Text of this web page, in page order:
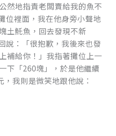
然地指責老闆賣給我的魚不
裡面，我在他身旁小聲地
土魠魚，回去發現不新
：「很抱歉，我後來也發
補給你！」我指著攤位上一
下「260塊」，於是他繼續
我則是微笑地跟他說：